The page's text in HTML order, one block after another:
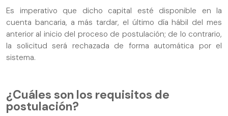
Es imperativo que dicho capital esté disponible en la
cuenta bancaria, a más tardar, el último día hábil del mes
anterior al inicio del proceso de postulación; de lo contrario,
la solicitud será rechazada de forma automática por el
sistema.
¿Cuáles son los requisitos de
postulación?